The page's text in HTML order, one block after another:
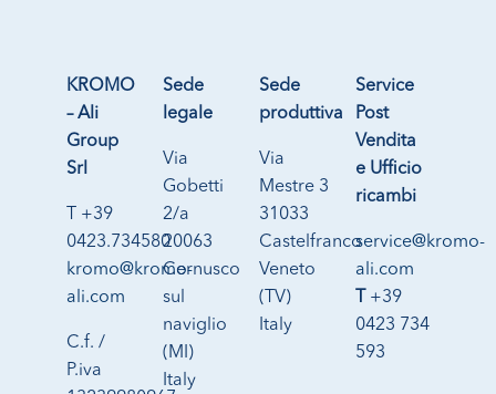
KROMO
– Ali
Group
Srl
T +39
0423.734580
kromo@kromo-
ali.com
C.f. /
P.iva
Sede
legale
Via
Gobetti
2/a
20063
Cernusco
sul
naviglio
(MI)
Italy
Sede
produttiva
Via
Mestre 3
31033
Castelfranco
Veneto
(TV)
Italy
Service
Post
Vendita
e Ufficio
ricambi
service@kromo-
ali.com
T +39
0423 734
593